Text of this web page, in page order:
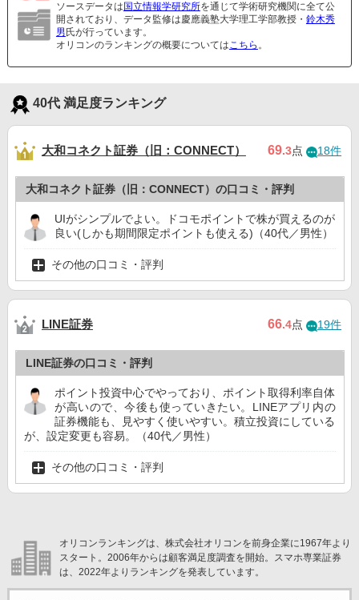
ソースデータは 国立情報学研究所を通じて学術研究機関に全て公
開されており、データ監修は慶應義塾大学理工学部教授・ 鈴木秀
男 氏が行っています。
オリコンのランキングの概要についてはこちら 。
40代 満足度ランキング
大和コネクト証券（旧：CONNECT） 69.3点 18件
大和コネクト証券（旧：CONNECT）の口コミ・評判
UIがシンプルでよい。ドコモポイントで株が買えるのが
良い(しかも期間限定ポイントも使える)（40代／男性）
その他の口コミ・評判
LINE証券 66.4点 19件
LINE証券の口コミ・評判
ポイント投資中心でやっており、ポイント取得利率自体
が高いので、今後も使っていきたい。LINEアプリ内の
証券機能も、見やすく使いやすい。積立投資にしている
が、設定変更も容易。（40代／男性）
その他の口コミ・評判
オリコンランキングは、株式会社オリコンを前身企業に1967年より
スタート。2006年からは顧客満足度調査を開始。スマホ専業証券
は、2022年よりランキングを発表しています。